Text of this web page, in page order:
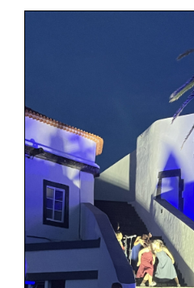
Clubes Escolares
Matrículas
maESAQ
@parlamentodosjovens_esaq
@esaq.erasmus